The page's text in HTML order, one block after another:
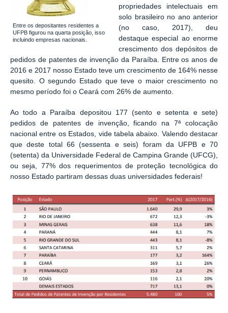
Entre os depositantes residentes a
UFPB figurou na quarta posição, isso
incluindo empresas nacionais.
propriedades intelectuais em
solo brasileiro no ano anterior
(no caso, 2017), deu
destaque especial ao enorme
crescimento dos depósitos de
pedidos de patentes de invenção da Paraíba. Entre os anos de
2016 e 2017 nosso Estado teve um crescimento de 164% nesse
quesito. O segundo Estado que teve o maior crescimento no
mesmo período foi o Ceará com 26% de aumento.
Ao todo a Paraíba depositou 177 (sento e setenta e sete)
pedidos de patentes de invenção, ficando na 7ª colocação
nacional entre os Estados, vide tabela abaixo. Valendo destacar
que deste total 66 (sessenta e seis) foram da UFPB e 70
(setenta) da Universidade Federal de Campina Grande (UFCG),
ou seja, 77% dos requerimentos de proteção tecnológica do
nosso Estado partiram dessas duas universidades federais!